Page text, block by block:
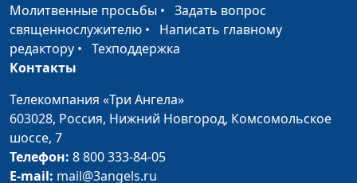
священнослужитель
Поведение в церкви
Великое поручение Христа
Юлия Синицына,
Молитвенные просьбы • Задать вопрос
священнослужителю • Написать главному
редактору • Техподдержка
Контакты
Телекомпания «Три Ангела»
603028, Россия, Нижний Новгород, Комсомольское
шоссе, 7
Телефон: 8 800 333-84-05
E-mail: mail@3angels.ru